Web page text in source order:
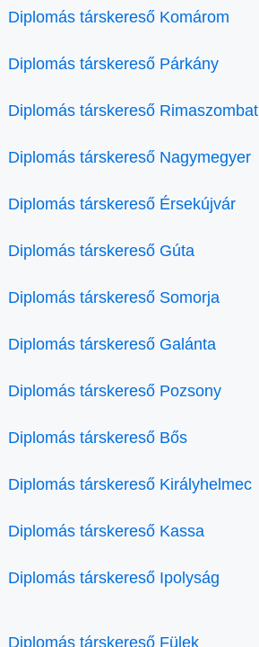
Diplomás társkereső Komárom
Diplomás társkereső Párkány
Diplomás társkereső Rimaszombat
Diplomás társkereső Nagymegyer
Diplomás társkereső Érsekújvár
Diplomás társkereső Gúta
Diplomás társkereső Somorja
Diplomás társkereső Galánta
Diplomás társkereső Pozsony
Diplomás társkereső Bős
Diplomás társkereső Királyhelmec
Diplomás társkereső Kassa
Diplomás társkereső Ipolyság
Diplomás társkereső Fülek